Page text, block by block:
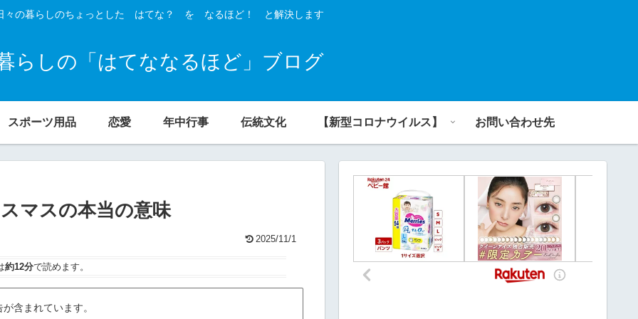
々の暮らしのちょっとした はてな？ を なるほど！ と解決します
らしの「はてななるほど」ブログ
スポーツ用品 恋愛 年中行事 伝統文化 【新型コロナウイルス】 お問い合わせ先
マスの本当の意味
2025/11/1
約12分で読めます。
含まれています。